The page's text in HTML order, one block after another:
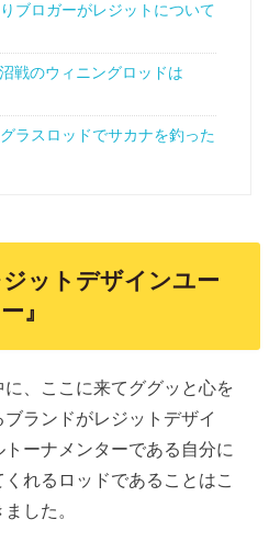
ブロガーがレジットについて
戦のウィニングロッドは
ラスロッドでサカナを釣った
ットデザインユー
』
、ここに来てググッと心を
ランドがレジットデザイ
ーナメンターである自分に
れるロッドであることはこ
した。